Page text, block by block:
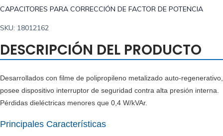
CAPACITORES PARA CORRECCIÓN DE FACTOR DE POTENCIA
SKU: 18012162
DESCRIPCIÓN DEL PRODUCTO
Desarrollados con filme de polipropileno metalizado auto-regenerativo,
posee dispositivo interruptor de seguridad contra alta presión interna.
Pérdidas dieléctricas menores que 0,4 W/kVAr.
Principales Características